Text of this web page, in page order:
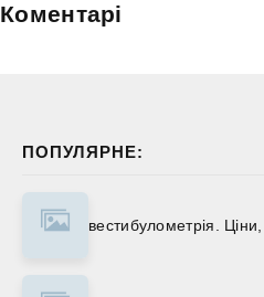
ПОПУЛЯРНЕ:
вестибулометрія.
Коментарі